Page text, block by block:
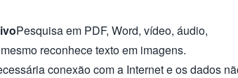
Pesquisa em PDF, Word, vídeo, áudio,
reconhece texto em imagens.
conexão com a Internet e os dados